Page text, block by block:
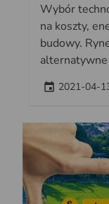
Wybór
na koszty,
budowy.
2021-04-